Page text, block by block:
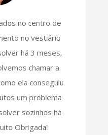
no centro de
no vestiário
há 3 meses,
chamar a
ela conseguiu
um problema
sozinhos há
Obrigada!